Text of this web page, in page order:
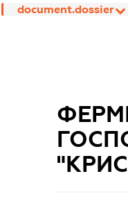
document.dossier